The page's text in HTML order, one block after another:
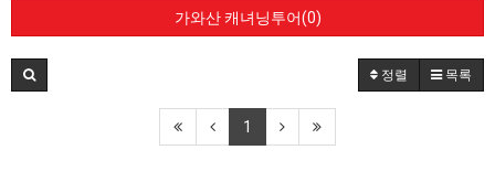
가와산 캐녀닝투어(0)
정렬 목록
1